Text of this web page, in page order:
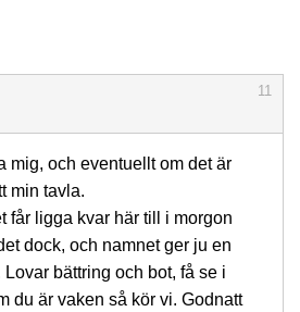
11
mig, och eventuellt om det är
min tavla.
får ligga kvar här till i morgon
dock, och namnet ger ju en
bättring och bot, få se i
du är vaken så kör vi. Godnatt